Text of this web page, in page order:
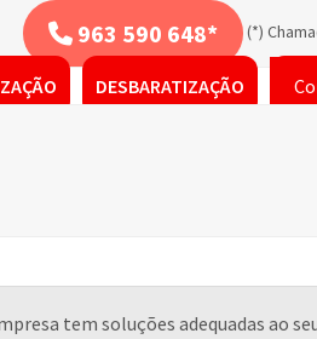
963 590 648* (*)
DESBARATIZAÇÃO
tem soluções adequadas ao